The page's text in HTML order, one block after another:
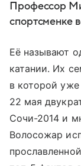
Профессор
спортсменке
Её называют
катании. Их
в которой уже
22 мая
Сочи-2014 и
Волосожар